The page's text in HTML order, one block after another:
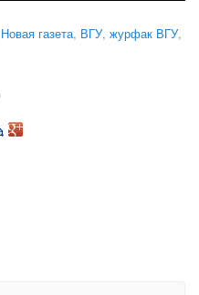
Новая газета, ВГУ, журфак ВГУ,